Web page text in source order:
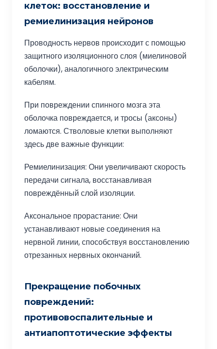
клеток: восстановление и
ремиелинизация нейронов
Проводность нервов происходит с помощью
защитного изоляционного слоя (миелиновой
оболочки), аналогичного электрическим
кабелям.
При повреждении спинного мозга эта
оболочка повреждается, и тросы (аксоны)
ломаются. Стволовые клетки выполняют
здесь две важные функции:
Ремиелинизация: Они увеличивают скорость
передачи сигнала, восстанавливая
повреждённый слой изоляции.
Аксональное прорастание: Они
устанавливают новые соединения на
нервной линии, способствуя восстановлению
отрезанных нервных окончаний.
Прекращение побочных
повреждений:
противовоспалительные и
антиапоптотические эффекты